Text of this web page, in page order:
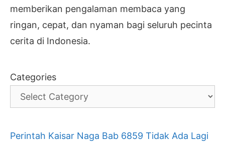
memberikan pengalaman membaca yang
ringan, cepat, dan nyaman bagi seluruh pecinta
cerita di Indonesia.
Categories
Perintah Kaisar Naga Bab 6859 Tidak Ada Lagi